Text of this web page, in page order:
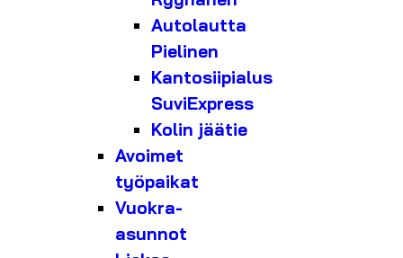
Autolautta
Pielinen
Kantosiipialus
SuviExpress
Kolin jäätie
Avoimet
työpaikat
Vuokra-
asunnot